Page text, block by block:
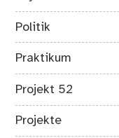
Politik
Praktikum
Projekt 52
Projekte